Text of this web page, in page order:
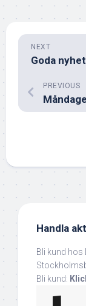
NEXT
Goda
PREVIOUS
Handla
Bli kund hos
Bli kund: